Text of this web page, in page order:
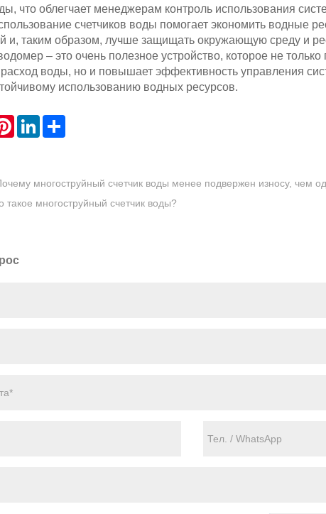
что облегчает менеджерам контроль использования
счетчиков воды помогает экономить водные
и, таким образом, лучше защищать окружающую среду и
– это очень полезное устройство, которое не
воды, но и повышает эффективность управления
использованию водных ресурсов.
PinterestLinkedInShare
многоструйный счетчик воды менее подвержен износу, чем
такое многоструйный счетчик воды?